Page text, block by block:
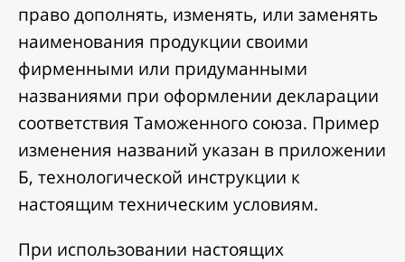
право дополнять, изменять, или заменять
наименования продукции своими
фирменными или придуманными
названиями при оформлении декларации
соответствия Таможенного союза. Пример
изменения названий указан в приложении
Б, технологической инструкции к
настоящим техническим условиям.
При использовании настоящих